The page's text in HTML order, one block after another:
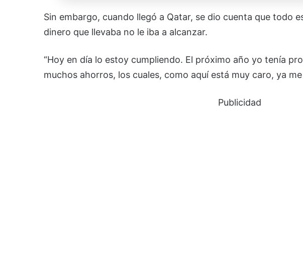
Sin embargo, cuando llegó a Qatar, se dio cuenta que todo
dinero que llevaba no le iba a alcanzar.
“Hoy en día lo estoy cumpliendo. El próximo año yo tenía
muchos ahorros, los cuales, como aquí está muy caro, ya
Publicidad